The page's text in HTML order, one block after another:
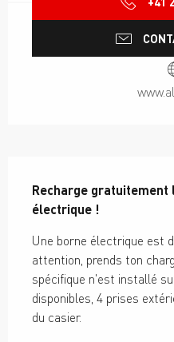
Recharge gratuitement
électrique !
Une borne électrique est
attention, prends ton
spécifique n'est installé
disponibles, 4 prises
du casier.